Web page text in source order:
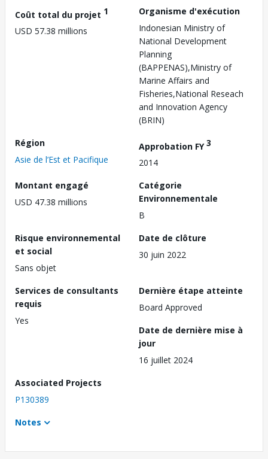
Coût total du projet 1
USD 57.38 millions
Organisme d'exécution
Indonesian Ministry of
National Development
Planning
(BAPPENAS),Ministry of
Marine Affairs and
Fisheries,National Reseach
and Innovation Agency
(BRIN)
Région
Asie de l’Est et Pacifique
Approbation FY3
2014
Montant engagé
USD 47.38 millions
Catégorie
Environnementale
B
Risque environnemental
et social
Sans objet
Date de clôture
30 juin 2022
Services de consultants
requis
Yes
Dernière étape atteinte
Board Approved
Date de dernière mise à
jour
16 juillet 2024
Associated Projects
P130389
Notes